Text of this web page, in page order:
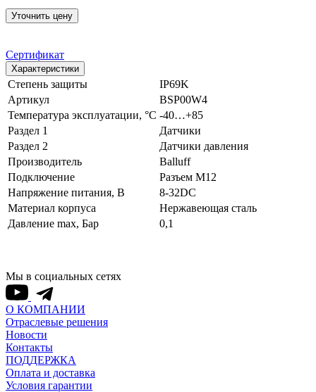
Уточнить цену
Сертификат
Характеристики
Степень защиты
IP69K
Артикул
BSP00W4
Температура эксплуатации, °С -40…+85
Раздел 1
Датчики
Раздел 2
Датчики давления
Производитель
Balluff
Подключение
Разъем M12
Напряжение питания, В
8-32DC
Материал корпуса
Нержавеющая сталь
Давление max, Бар
0,1
Мы в социальных сетях
О КОМПАНИИ
Отраслевые решения
Новости
Контакты
ПОДДЕРЖКА
Оплата и доставка
Условия гарантии